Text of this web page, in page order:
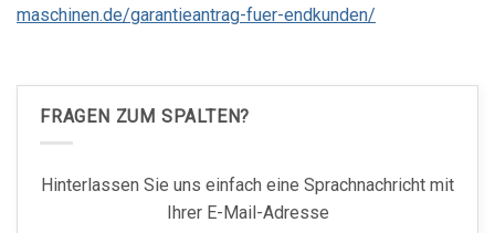
maschinen.de/garantieantrag-fuer-endkunden/
FRAGEN ZUM SPALTEN?
Hinterlassen Sie uns einfach eine Sprachnachricht mit
Ihrer E-Mail-Adresse